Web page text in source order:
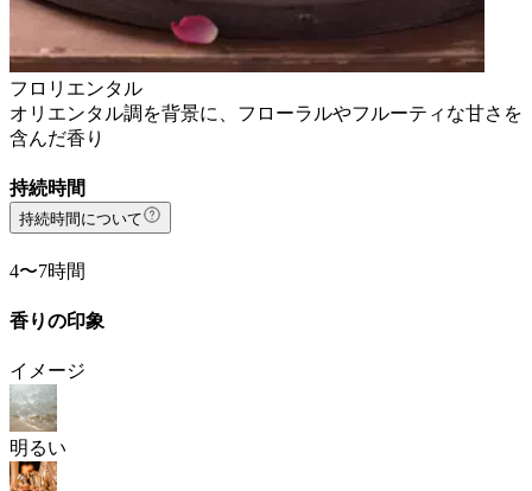
フロリエンタル
オリエンタル調を背景に、フローラルやフルーティな甘さを
含んだ香り
持続時間
持続時間について
4〜7時間
香りの印象
イメージ
明るい